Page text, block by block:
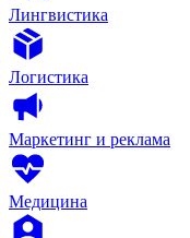
Лингвистика
Логистика
Маркетинг и реклама
Медицина